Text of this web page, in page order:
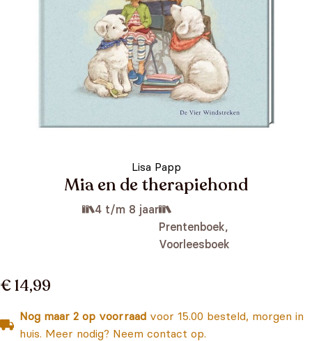
Lisa Papp
Mia en de therapiehond
4 t/m 8 jaar
Prentenboek,
Voorleesboek
€ 14,99
Nog maar 2 op voorraad voor 15.00 besteld, morgen in
huis. Meer nodig? Neem contact op.